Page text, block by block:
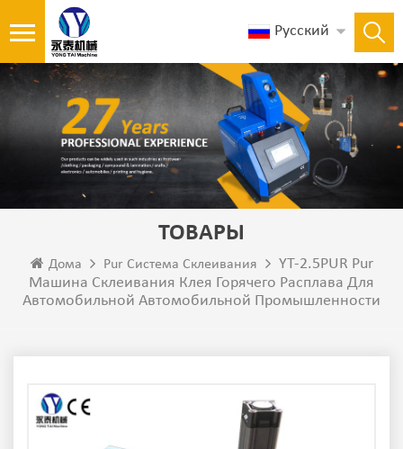
Русский
ТОВАРЫ
Дома Pur Система Склеивания
YT-2.5PUR Pur
Машина Склеивания Клея Горячего Расплава Для
Автомобильной Автомобильной Промышленности